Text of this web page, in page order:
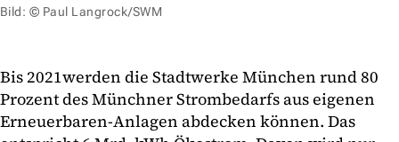
Bild: © Paul Langrock/SWM
Bis 2021werden die Stadtwerke München rund 80
Prozent des Münchner Strombedarfs aus eigenen
Erneuerbaren-Anlagen abdecken können. Das